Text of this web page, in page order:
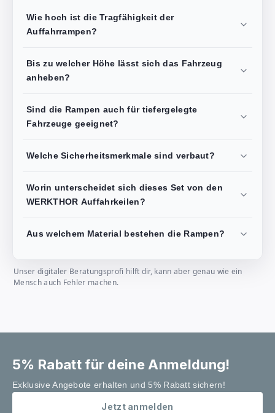
Wie hoch ist die Tragfähigkeit der
Auffahrrampen?
Bis zu welcher Höhe lässt sich das Fahrzeug
anheben?
Sind die Rampen auch für tiefergelegte
Fahrzeuge geeignet?
Welche Sicherheitsmerkmale sind verbaut?
Worin unterscheidet sich dieses Set von den
WERKTHOR Auffahrkeilen?
Aus welchem Material bestehen die Rampen?
Unser digitaler Beratungsprofi hilft dir, kann aber genau wie ein
Mensch auch Fehler machen.
5% Rabatt für deine Anmeldung!
Exklusive Angebote erhalten und 5% Rabatt sichern!
Jetzt anmelden